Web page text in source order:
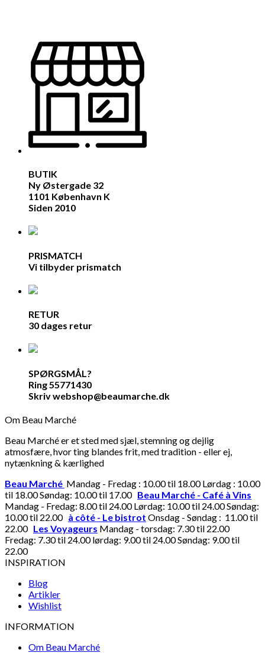
BUTIK
Ny Østergade 32
1101 København K
Siden 2010
PRISMATCH
Vi tilbyder prismatch
RETUR
30 dages retur
SPØRGSMÅL?
Ring 55771430
Skriv webshop@beaumarche.dk
Om Beau Marché
Beau Marché er et sted med sjæl, stemning og dejlig
atmosfære, hvor ting blandes frit, med tradition - eller ej,
nytænkning & kærlighed
Beau Marché Mandag - Fredag : 10.00 til 18.00 Lørdag : 10.00
til 18.00 Søndag: 10.00 til 17.00 Beau Marché - Café à Vins
Mandag - Fredag: 8.00 til 24.00 Lørdag: 10.00 til 24.00 Søndag:
10.00 til 22.00 à côté - Le bistrot Onsdag - Søndag : 11.00 til
22.00 Les Voyageurs Mandag - torsdag: 7.30 til 22.00
Fredag: 7.30 til 24.00 lørdag: 9.00 til 24.00 Søndag: 9.00 til
22.00
INSPIRATION
Blog
Artikler
Wishlist
INFORMATION
Om Beau Marché